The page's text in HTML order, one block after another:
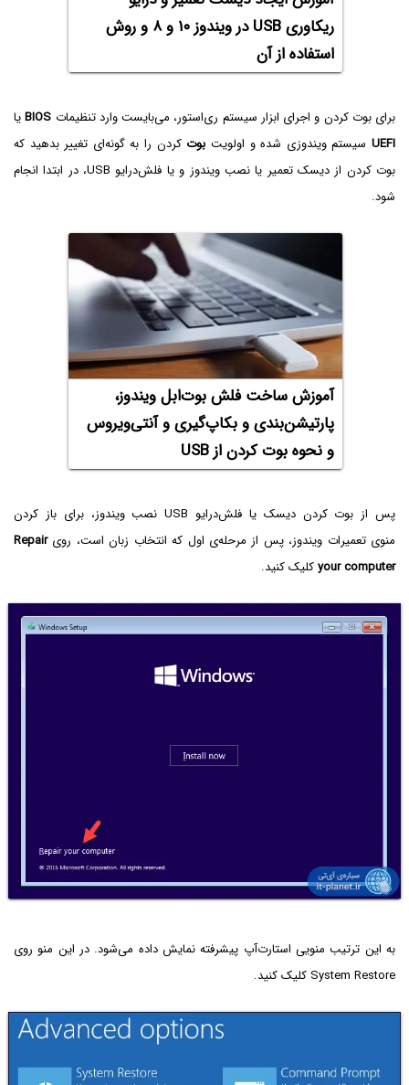
ریکاوری USB در ویندوز ۱۰ و ۸ و روش
استفاده از آن
برای بوت کردن و اجرای ابزار سیستم ری‌استور، می‌بایست وارد تنظیمات BIOSیا
UEFIسیستم ویندوزی شده و اولویت بوت کردن را به گونه‌ای تغییر بدهید که
بوت کردن از دیسک تعمیر یا نصب ویندوز و یا فلش‌درایو USB، در ابتدا انجام
شود.
آموزش ساخت فلش بوت‌ابل ویندوز،
پارتیشن‌‌بندی و بکاپ‌گیری و آنتی‌ویروس
و نحوه بوت کردن از USB
پس از بوت کردن دیسک یا فلش‌درایو USB نصب ویندوز، برای باز کردن
منوی تعمیرات ویندوز، پس از مرحله‌ی اول که انتخاب زبان است، رویRepair
your computer‌کلیک کنید.
به این ترتیب منویی استارت‌آپ پیشرفته نمایش داده می‌شود. در این منو روی
System Restore کلیک کنید.